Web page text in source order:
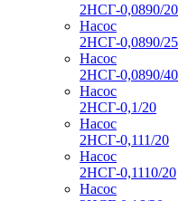
2НСГ-0,0890/20
Насос
2НСГ-0,0890/25
Насос
2НСГ-0,0890/40
Насос
2НСГ-0,1/20
Насос
2НСГ-0,111/20
Насос
2НСГ-0,1110/20
Насос